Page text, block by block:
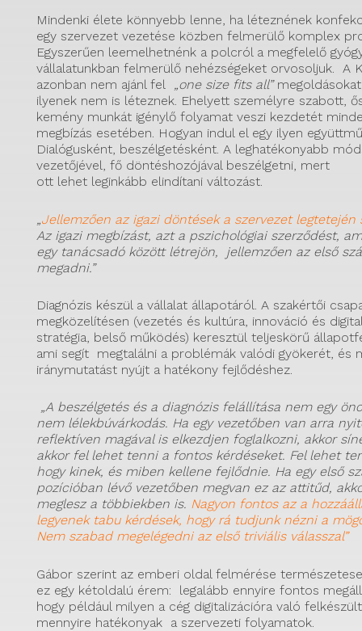
Mindenki élete könnyebb lenne, ha léteznének
egy szervezet vezetése közben felmerülő komplex
Egyszerűen leemelhetnénk a polcról a megfelelő
vállalatunkban felmerülő nehézségeket orvosoljuk. A
azonban nem ajánl fel „one size fits all”
ilyenek nem is léteznek. Ehelyett személyre szabott,
kemény munkát igénylő folyamat veszi kezdetét
megbízás esetében. Hogyan indul el egy ilyen
Dialógusként, beszélgetésként. A leghatékonyabb
vezetőjével, fő döntéshozójával beszélgetni, mert
ott lehet leginkább elindítani változást.
„Jellemzően az igazi döntések a szervezet legtetején
Az igazi megbízást, azt a pszichológiai szerződést,
egy tanácsadó között létrejön, jellemzően az első
megadni.”
Diagnózis készül a vállalat állapotáról. A szakértői
megközelítésen (vezetés és kultúra, innováció és
stratégia, belső működés) keresztül teljeskörű
ami segít megtalálni a problémák valódi gyökerét, és
iránymutatást nyújt a hatékony fejlődéshez.
„A beszélgetés és a diagnózis felállítása nem egy
nem lélekbúvárkodás. Ha egy vezetőben van arra
reflektíven magával is elkezdjen foglalkozni, akkor
akkor fel lehet tenni a fontos kérdéseket. Fel lehet
hogy kinek, és miben kellene fejlődnie. Ha egy első
pozícióban lévő vezetőben megvan ez az attitűd,
meglesz a többiekben is. Nagyon fontos az a
legyenek tabu kérdések, hogy rá tudjunk nézni a
Nem szabad megelégedni az első triviális válasszal”
Gábor szerint az emberi oldal felmérése
ez egy kétoldalú érem: legalább ennyire fontos
hogy például milyen a cég digitalizációra való
mennyire hatékonyak a szervezeti folyamatok.